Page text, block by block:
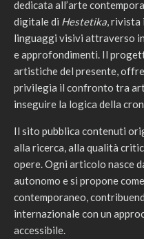
dedicata all’arte
digitale di Hestetika, rivista
linguaggi visivi attraverso
e approfondimenti. Il
artistiche del presente,
privilegia il confronto tra
inseguire la logica della
Il sito pubblica contenuti
alla ricerca, alla qualità
opere. Ogni articolo nasce
autonomo e si propone
contemporaneo,
internazionale con un
accessibile.